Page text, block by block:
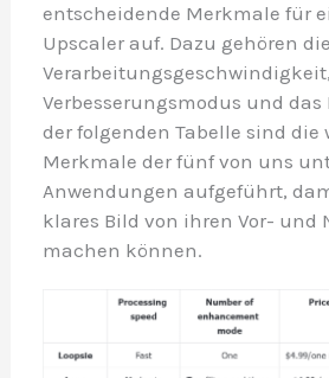
entscheidende Merkmale für
Upscaler auf. Dazu gehören die
Verbesserungsmodus und das
der folgenden Tabelle sind die
Merkmale der fünf von uns
Anwendungen aufgeführt,
klares Bild von ihren Vor- und
machen können.